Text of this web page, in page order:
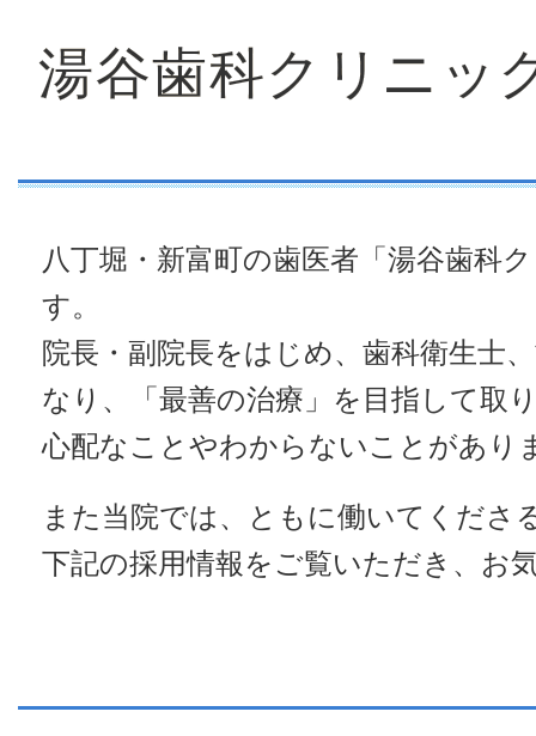
湯谷歯科クリニッ
八丁堀・新富町の歯医者「湯谷歯科
す。
院長・副院長をはじめ、歯科衛生士
なり、「最善の治療」を目指して取
心配なことやわからないことがあり
また当院では、ともに働いてくださ
下記の採用情報をご覧いただき、お